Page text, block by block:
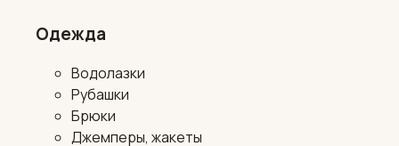
Одежда
Водолазки
Рубашки
Брюки
Джемперы, жакеты